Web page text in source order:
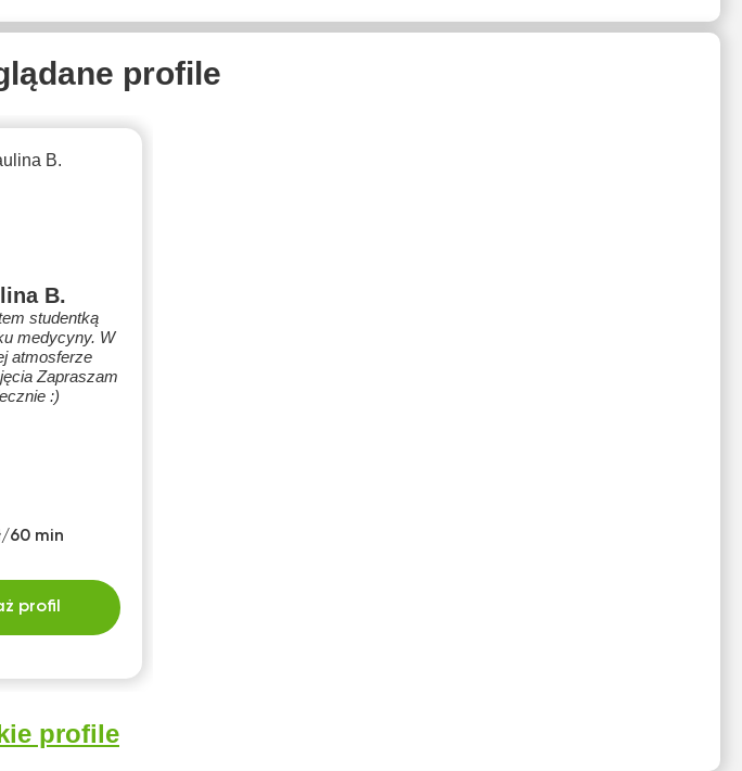
profile
B.
medycyny. W
atmosferze
Zapraszam
:)
60 min
profil
profile